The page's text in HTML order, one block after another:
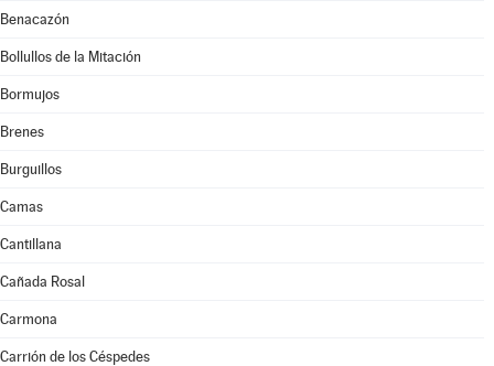
Benacazón
Bollullos de la Mitación
Bormujos
Brenes
Burguillos
Camas
Cantillana
Cañada Rosal
Carmona
Carrión de los Céspedes